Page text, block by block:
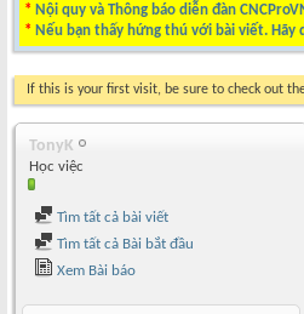
* Nội quy và Thông báo diễn đàn
* Nếu bạn thấy hứng thú với bài viết. Hãy
If this is your first visit, be sure to check out
TonyK
Học việc
Tìm tất cả bài viết
Tìm tất cả Bài bắt đầu
Xem Bài báo